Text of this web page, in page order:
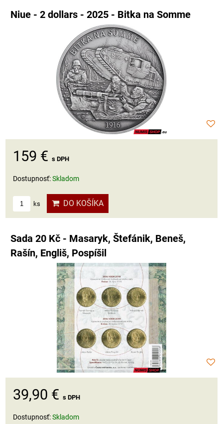
Niue - 2 dollars - 2025 - Bitka na Somme
159 € s DPH
Dostupnosť:Skladom
ks DO KOŠÍKA
Sada 20 Kč - Masaryk, Štefánik, Beneš,
Rašín, Engliš, Pospíšil
39,90 € s DPH
Dostupnosť:Skladom